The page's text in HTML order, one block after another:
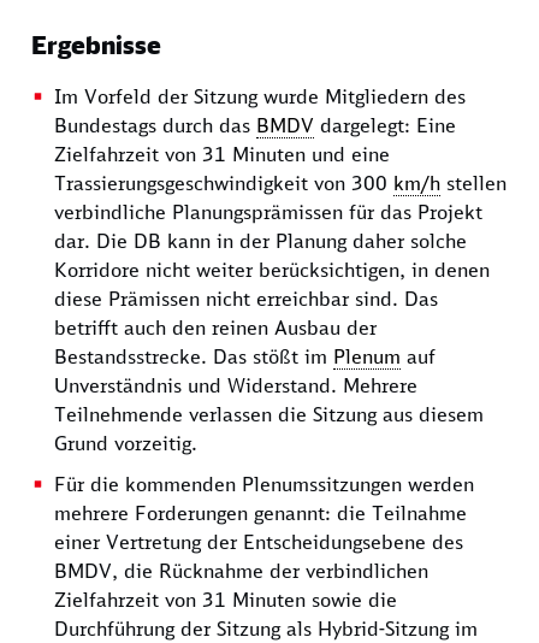
Ergebnisse
Im Vorfeld der Sitzung wurde Mitgliedern des
Bundestags durch das BMDV dargelegt: Eine
Zielfahrzeit von 31 Minuten und eine
Trassierungsgeschwindigkeit von 300 km/h stellen
verbindliche Planungsprämissen für das Projekt
dar. Die DB kann in der Planung daher solche
Korridore nicht weiter berücksichtigen, in denen
diese Prämissen nicht erreichbar sind. Das
betrifft auch den reinen Ausbau der
Bestandsstrecke. Das stößt im Plenum auf
Unverständnis und Widerstand. Mehrere
Teilnehmende verlassen die Sitzung aus diesem
Grund vorzeitig.
Für die kommenden Plenumssitzungen werden
mehrere Forderungen genannt: die Teilnahme
einer Vertretung der Entscheidungsebene des
BMDV, die Rücknahme der verbindlichen
Zielfahrzeit von 31 Minuten sowie die
Durchführung der Sitzung als Hybrid-Sitzung im